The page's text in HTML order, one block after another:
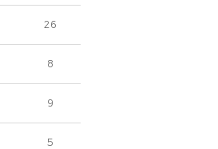
26
8
9
5